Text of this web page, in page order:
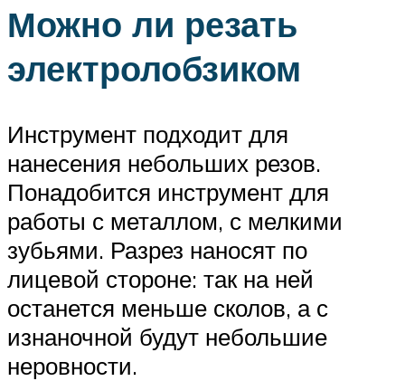
Можно ли резать
электролобзиком
Инструмент подходит для
нанесения небольших резов.
Понадобится инструмент для
работы с металлом, с мелкими
зубьями. Разрез наносят по
лицевой стороне: так на ней
останется меньше сколов, а с
изнаночной будут небольшие
неровности.